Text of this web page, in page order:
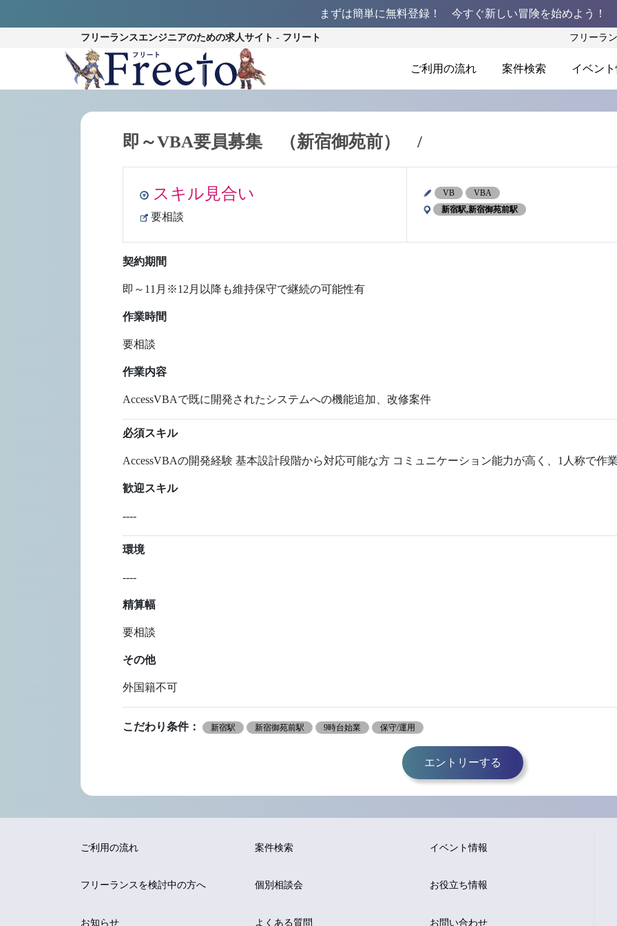
まずは簡単に無料登録！ 今すぐ新しい冒険を始めよう！
フリーランスエンジニアのための求人サイト - フリート フリーラ
ご利用の流れ 案件検索 イベン
即～VBA要員募集 （新宿御苑前） /
スキル見合い
要相談
VB
VBA
新宿駅,新宿御苑前駅
契約期間
即～11月※12月以降も維持保守で継続の可能性有
作業時間
要相談
作業内容
AccessVBAで既に開発されたシステムへの機能追加、改修案件
必須スキル
AccessVBAの開発経験 基本設計段階から対応可能な方 コミュニケーション能力が高く、1人称で作
歓迎スキル
----
環境
----
精算幅
要相談
その他
外国籍不可
こだわり条件： 新宿駅 新宿御苑前駅 9時台始業 保守/運用
エントリーする
ご利用の流れ 案件検索 イベント情報
フリーランスを検討中の方へ 個別相談会 お役立ち情報
お知らせ よくある質問 お問い合わせ